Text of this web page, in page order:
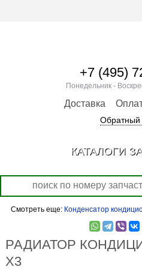
Смотреть еще: Конденсатор
РАДИАТОР
X3
+7 (495)
Понедельник -
Доставка
Обратный
КАТАЛОГИ